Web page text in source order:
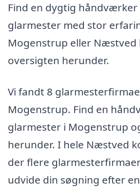
Find en dygtig håndværker
glarmester med stor
Mogenstrup eller Næstved
oversigten herunder.
Vi fandt 8
Mogenstrup. Find en
glarmester i Mogenstrup
herunder. I hele Næstved
der flere
udvide din søgning efter